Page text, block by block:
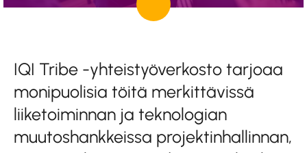
IQI Tribe -yhteistyöverkosto tarjoaa
monipuolisia töitä merkittävissä
liiketoiminnan ja teknologian
muutoshankkeissa projektinhallinnan,